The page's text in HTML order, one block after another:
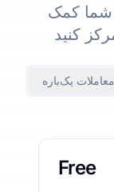
شما کمک
معاملات یک‌باره
Free